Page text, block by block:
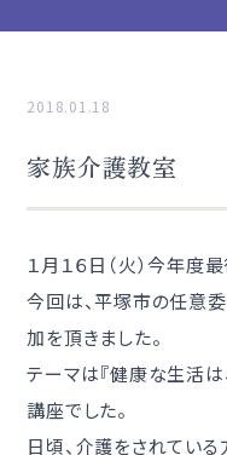
2018.01.18
家族介護教室
１月１６日（火）今年度
今回は、平塚市の任意
加を頂きました。
テーマは『健康な生活は
講座でした。
日頃、介護をされてい